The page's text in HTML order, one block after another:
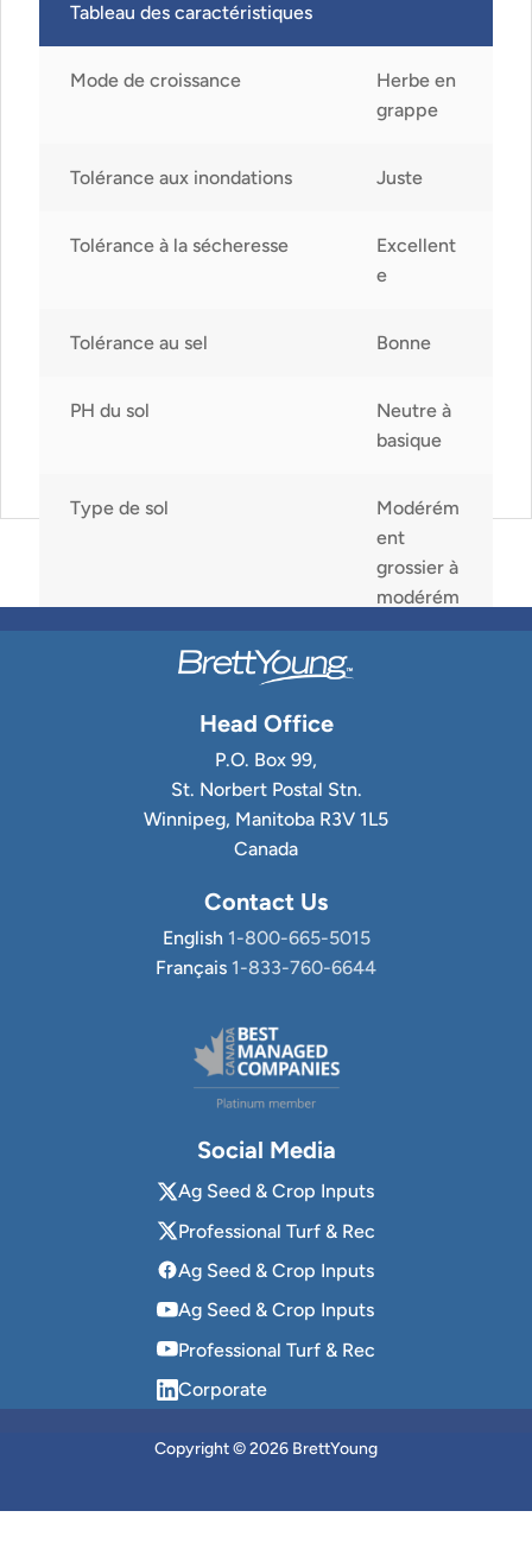
Tableau des caractéristiques
Mode de croissance
Herbe en
grappe
Tolérance aux inondations Juste
Tolérance à la sécheresse
Excellent
e
Tolérance au sel Bonne
PH du sol
Neutre à
basique
Type de sol
Modérém
ent
grossier à
modérém
ent fin
Hauteur de la canopée à
Head Office
P.O. Box 99,
St. Norbert Postal Stn.
Winnipeg, Manitoba R3V 1L5
Canada
Contact Us
English 1-800-665-5015
Français 1-833-760-6644
Social Media
Ag Seed & Crop Inputs
Professional Turf & Rec
Ag Seed & Crop Inputs
Ag Seed & Crop Inputs
Professional Turf & Rec
Corporate
Copyright © 2026 BrettYoung